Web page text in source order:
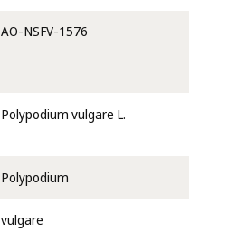
AO-NSFV-1576
Polypodium vulgare L.
Polypodium
vulgare